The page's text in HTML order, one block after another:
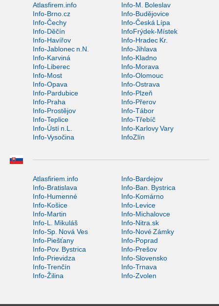
Atlasfirem.info
Info-M. Boleslav
Info-Brno.cz
Info-Budějovice
Info-Čechy
Info-Česká Lípa
Info-Děčín
InfoFrýdek-Místek
Info-Havířov
Info-Hradec Kr.
Info-Jablonec n.N.
Info-Jihlava
Info-Karviná
Info-Kladno
Info-Liberec
Info-Morava
Info-Most
Info-Olomouc
Info-Opava
Info-Ostrava
Info-Pardubice
Info-Plzeň
Info-Praha
Info-Přerov
Info-Prostějov
Info-Tábor
Info-Teplice
Info-Třebíč
Info-Ústí n.L.
Info-Karlovy Vary
Info-Vysočina
InfoZlín
Atlasfiriem.info
Info-Bardejov
Info-Bratislava
Info-Ban. Bystrica
Info-Humenné
Info-Komárno
Info-Košice
Info-Levice
Info-Martin
Info-Michalovce
Info-L. Mikuláš
Info-Nitra.sk
Info-Sp. Nová Ves
Info-Nové Zámky
Info-Piešťany
Info-Poprad
Info-Pov. Bystrica
Info-Prešov
Info-Prievidza
Info-Slovensko
Info-Trenčín
Info-Trnava
Info-Žilina
Info-Zvolen